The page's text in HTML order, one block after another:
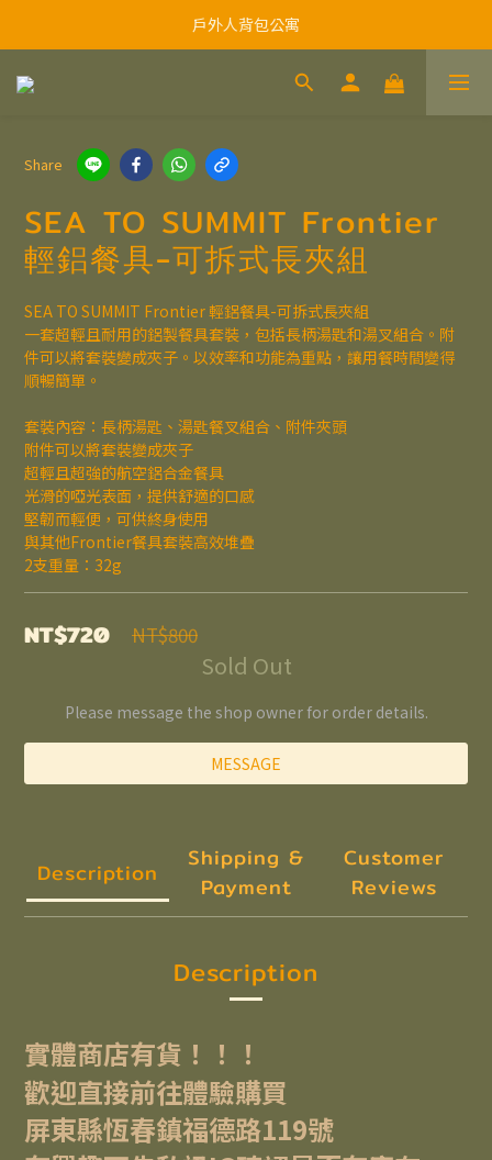
戶外人背包公寓
Share
SEA TO SUMMIT Frontier
輕鋁餐具-可拆式長夾組
SEA TO SUMMIT Frontier 輕鋁餐具-可拆式長夾組
一套超輕且耐用的鋁製餐具套裝，包括長柄湯匙和湯叉組合。附
件可以將套裝變成夾子。以效率和功能為重點，讓用餐時間變得
順暢簡單。
套裝內容：長柄湯匙、湯匙餐叉組合、附件夾頭
附件可以將套裝變成夾子
超輕且超強的航空鋁合金餐具
光滑的啞光表面，提供舒適的口感
堅韌而輕便，可供終身使用
與其他Frontier餐具套裝高效堆疊
2支重量：32g
NT$720 NT$800
Sold Out
Please message the shop owner for order details.
MESSAGE
Description
Shipping &
Payment
Customer
Reviews
Description
實體商店有貨！！！
歡迎直接前往體驗購買
屏東縣恆春鎮福德路119號